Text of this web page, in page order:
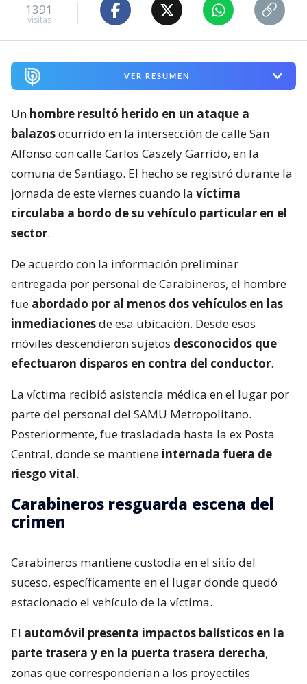
1391
visitas
VER RESUMEN
Un hombre resultó herido en un ataque a
balazosocurrido en la intersección de calle San
Alfonso con calle Carlos Caszely Garrido, en la
comuna de Santiago. El hecho se registró durante la
jornada de este viernes cuando la víctima
circulaba a bordo de su vehículo particular en el
sector.
De acuerdo con la información preliminar
entregada por personal de Carabineros, el hombre
fue abordado por al menos dos vehículos en las
inmediacionesde esa ubicación. Desde esos
móviles descendieron sujetos desconocidos que
efectuaron disparos en contra del conductor.
La víctima recibió asistencia médica en el lugar por
parte del personal del SAMU Metropolitano.
Posteriormente, fue trasladada hasta la ex Posta
Central, donde se mantiene internada fuera de
riesgo vital.
Carabineros resguarda escena del
crimen
Carabineros mantiene custodia en el sitio del
suceso, específicamente en el lugar donde quedó
estacionado el vehículo de la víctima.
El automóvil presenta impactos balísticos en la
parte trasera y en la puerta trasera derecha,
zonas que corresponderían a los proyectiles